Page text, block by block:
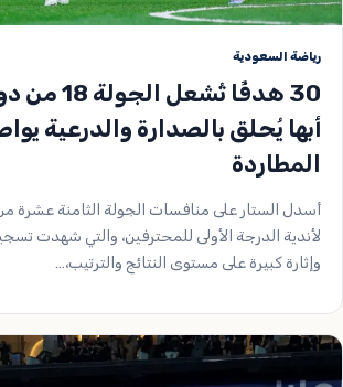
رياضة السعودية
30 هدفًا تُشعل
أبها يُحلق بالصدارة والدرعية
المطاردة
أسدل الستار على منافسات الجولة الثامنة عشرة
وإثارة كبيرة على مستوى النتائج والترتيب،…